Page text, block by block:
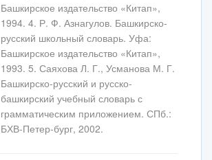
Башкирское издательство «Китап»,
1994. 4. Р. Ф. Азнагулов. Башкирско-
русский школьный словарь. Уфа:
Башкирское издательство «Китап»,
1993. 5. Саяхова Л. Г., Усманова М. Г.
Башкирско-русский и русско-
башкирский учебный словарь с
грамматическим приложением. СПб.:
БХВ-Петер-бург, 2002.